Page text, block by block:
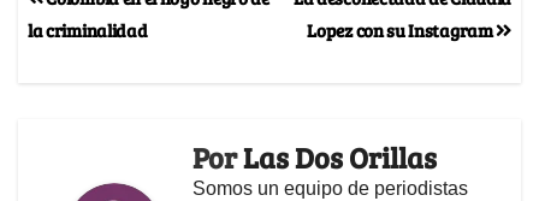
Lopez con su Instagram
la criminalidad
PorLas Dos Orillas
Somos un equipo de periodistas